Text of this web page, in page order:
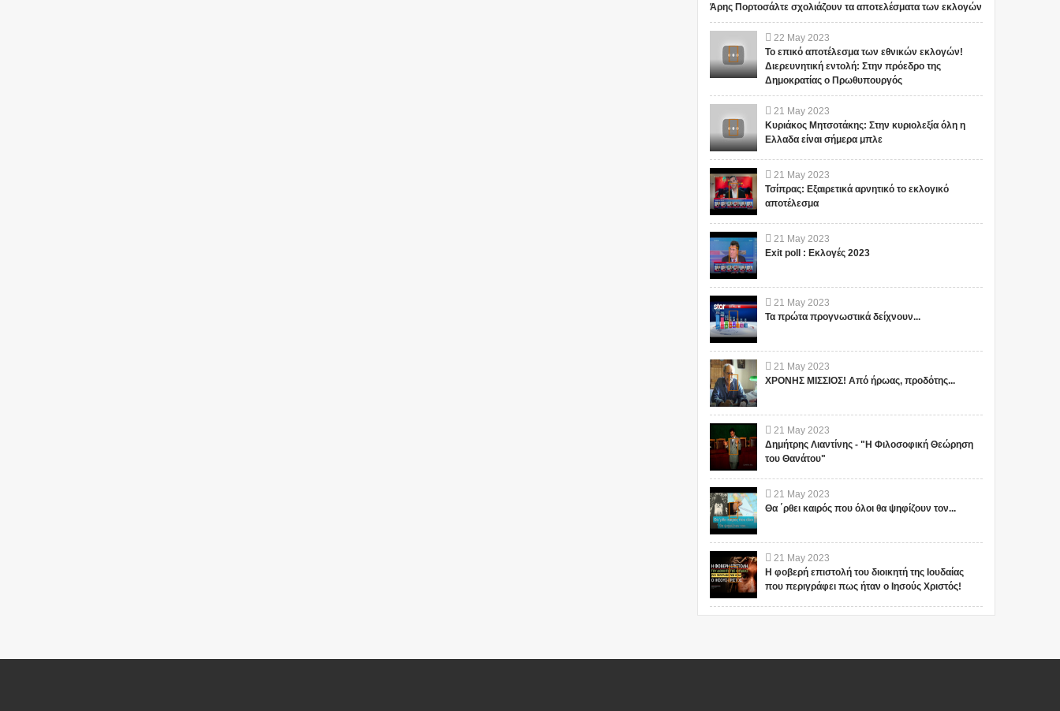
Άρης Πορτοσάλτε σχολιάζουν τα αποτελέσματα των εκλογών
22 May 2023
Το επικό αποτέλεσμα των εθνικών εκλογών!
Διερευνητική εντολή: Στην πρόεδρο της
Δημοκρατίας ο Πρωθυπουργός
21 May 2023
Κυριάκος Μητσοτάκης: Στην κυριολεξία όλη η
Ελλαδα είναι σήμερα μπλε
21 May 2023
Τσίπρας: Εξαιρετικά αρνητικό το εκλογικό
αποτέλεσμα
21 May 2023
Exit poll : Εκλογές 2023
21 May 2023
Τα πρώτα προγνωστικά δείχνουν...
21 May 2023
ΧΡΟΝΗΣ ΜΙΣΣΙΟΣ! Από ήρωας, προδότης...
21 May 2023
Δημήτρης Λιαντίνης - "Η Φιλοσοφική Θεώρηση
του Θανάτου"
21 May 2023
Θα ΄ρθει καιρός που όλοι θα ψηφίζουν τον...
21 May 2023
Η φοβερή επιστολή του διοικητή της Ιουδαίας
που περιγράφει πως ήταν ο Ιησούς Χριστός!